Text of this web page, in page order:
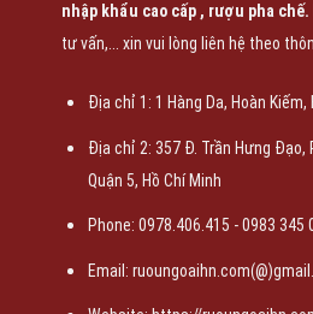
nhập khẩu cao cấp , rượu pha chế.
tư vấn,... xin vui lòng liên hệ theo
Địa chỉ 1: 1 Hàng Da, Hoàn Kiếm,
Địa chỉ 2: 357 Đ. Trần Hưng Đạo,
Quận 5, Hồ Chí Minh
Phone: 0978.406.415 - 0983 345
Email: